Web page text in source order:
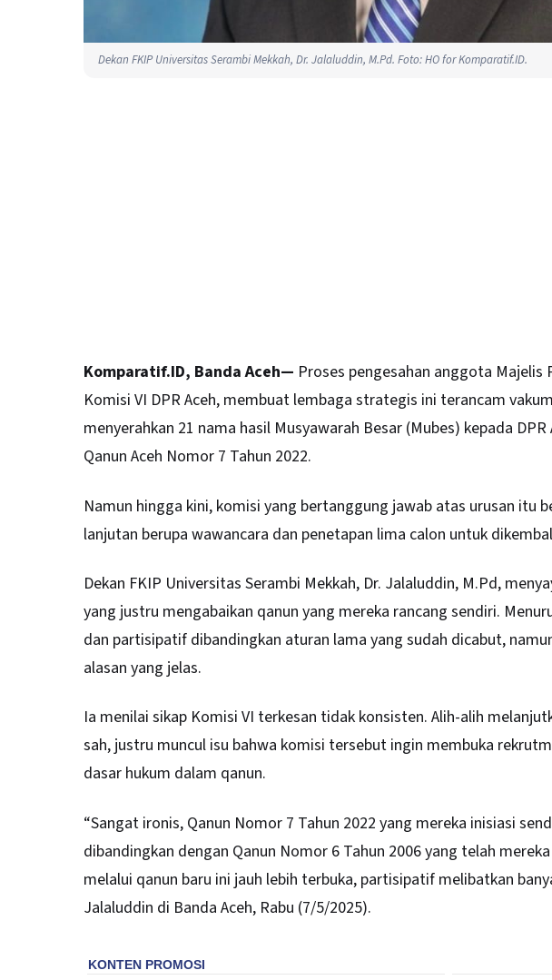
Dekan FKIP Universitas Serambi Mekkah, Dr. Jalaluddin, M.Pd. Foto: HO for Komparatif.ID.
Komparatif.ID, Banda Aceh— Proses pengesahan anggota Majelis
Komisi VI DPR Aceh, membuat lembaga strategis ini terancam
menyerahkan 21 nama hasil Musyawarah Besar (Mubes) kepada
Qanun Aceh Nomor 7 Tahun 2022.
Namun hingga kini, komisi yang bertanggung jawab atas urusan itu
lanjutan berupa wawancara dan penetapan lima calon untuk
Dekan FKIP Universitas Serambi Mekkah, Dr. Jalaluddin, M.Pd,
yang justru mengabaikan qanun yang mereka rancang sendiri.
dan partisipatif dibandingkan aturan lama yang sudah dicabut,
alasan yang jelas.
Ia menilai sikap Komisi VI terkesan tidak konsisten. Alih-alih
sah, justru muncul isu bahwa komisi tersebut ingin membuka
dasar hukum dalam qanun.
“Sangat ironis, Qanun Nomor 7 Tahun 2022 yang mereka inisiasi
dibandingkan dengan Qanun Nomor 6 Tahun 2006 yang telah
melalui qanun baru ini jauh lebih terbuka, partisipatif melibatkan
Jalaluddin di Banda Aceh, Rabu (7/5/2025).